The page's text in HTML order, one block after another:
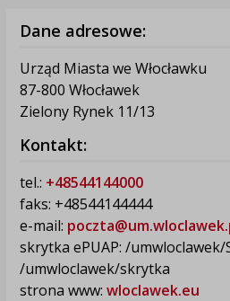
Dane adresowe:
Urząd Miasta we Włocławku
87-800 Włocławek
Zielony Rynek 11/13
Kontakt:
tel.: +48544144000
faks: +48544144444
e-mail:
skrytka ePUAP: /umwloclawek/
/umwloclawek/skrytka
strona www: wloclawek.eu